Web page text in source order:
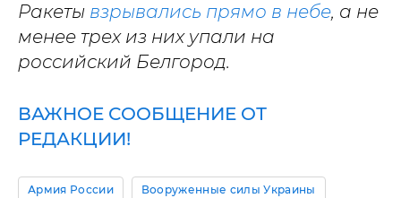
Ракеты взрывались прямо в небе, а не
менее трех из них упали на
российский Белгород.
ВАЖНОЕ СООБЩЕНИЕ ОТ
РЕДАКЦИИ!
Армия России Вооруженные силы Украины